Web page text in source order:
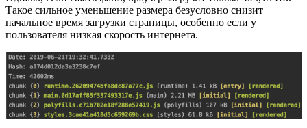
Такое сильное уменьшение размера безусловно снизит
начальное время загрузки страницы, особенно если у
пользователя низкая скорость интернета.